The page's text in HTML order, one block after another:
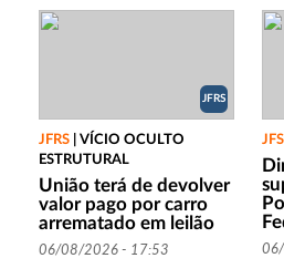
JFRS
JFRS
VÍCIO OCULTO
ESTRUTURAL
União terá de devolver
valor pago por carro
arrematado em leilão
06/08/2026 - 17:53